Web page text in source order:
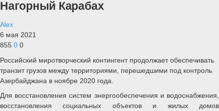
Нагорный Карабах
Alex
6 мая 2021
855 0 0
Российский миротворческий контингент продолжает обеспечивать
транзит грузов между территориями, перешедшими под контроль
Азербайджана в ноябре 2020 года.
Для восстановления систем энергообеспечения и водоснабжения,
восстановления социальных объектов и жилых домов